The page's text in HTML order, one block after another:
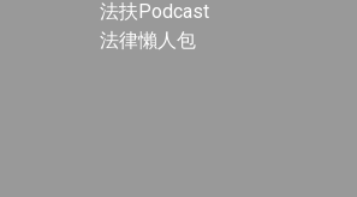
法扶Podcast
法律懶人包